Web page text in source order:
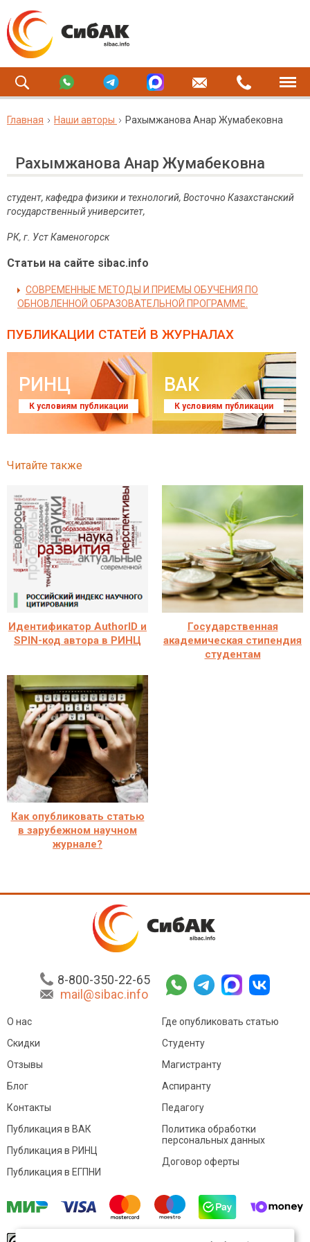
Главная Наши авторы Рахымжанова Анар Жумабековна
Рахымжанова Анар Жумабековна
студент, кафедра физики и технологий, Восточно Казахстанский
государственный университет,
РК, г. Уст Каменогорск
Статьи на сайте sibac.info
СОВРЕМЕННЫЕ МЕТОДЫ И ПРИЕМЫ ОБУЧЕНИЯ ПО
ОБНОВЛЕННОЙ ОБРАЗОВАТЕЛЬНОЙ ПРОГРАММЕ.
ПУБЛИКАЦИИ СТАТЕЙ В ЖУРНАЛАХ
РИНЦ
К условиям публикации
ВАК
К условиям публикации
Читайте также
Идентификатор AuthorID и
SPIN-код автора в РИНЦ
Государственная
академическая стипендия
студентам
Как опубликовать статью
в зарубежном научном
журнале?
8-800-350-22-65
mail@sibac.info
О нас
Скидки
Отзывы
Блог
Контакты
Где опубликовать статью
Студенту
Магистранту
Аспиранту
Педагогу
Публикация в ВАК
Публикация в РИНЦ
Публикация в ЕГПНИ
Политика обработки
персональных данных
Договор оферты